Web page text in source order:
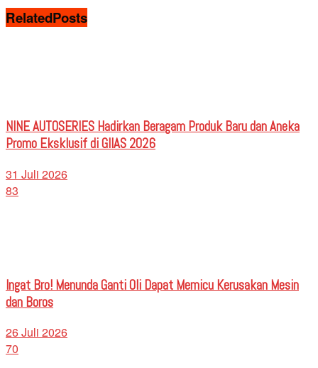
RelatedPosts
NINE AUTOSERIES Hadirkan Beragam Produk Baru dan Aneka
Promo Eksklusif di GIIAS 2026
31 Juli 2026
83
Ingat Bro! Menunda Ganti Oli Dapat Memicu Kerusakan Mesin
dan Boros
26 Juli 2026
70